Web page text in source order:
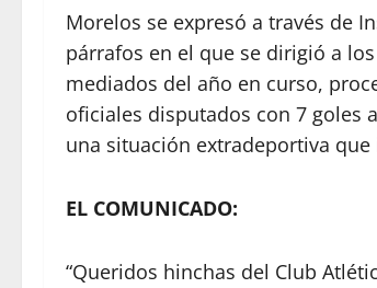
Morelos se expresó a través de
párrafos en el que se dirigió a
mediados del año en curso,
oficiales disputados con 7 goles
una situación extradeportiva
EL COMUNICADO:
“Queridos hinchas del Club